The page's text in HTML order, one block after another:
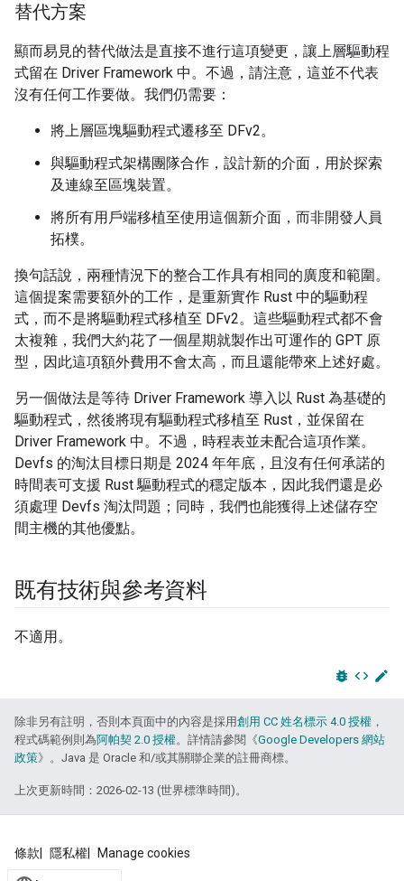
替代方案
顯而易見的替代做法是直接不進行這項變更，讓上層驅動程
式留在 Driver Framework 中。不過，請注意，這並不代表
沒有任何工作要做。我們仍需要：
將上層區塊驅動程式遷移至 DFv2。
與驅動程式架構團隊合作，設計新的介面，用於探索
及連線至區塊裝置。
將所有用戶端移植至使用這個新介面，而非開發人員
拓樸。
換句話說，兩種情況下的整合工作具有相同的廣度和範圍。
這個提案需要額外的工作，是重新實作 Rust 中的驅動程
式，而不是將驅動程式移植至 DFv2。這些驅動程式都不會
太複雜，我們大約花了一個星期就製作出可運作的 GPT 原
型，因此這項額外費用不會太高，而且還能帶來上述好處。
另一個做法是等待 Driver Framework 導入以 Rust 為基礎的
驅動程式，然後將現有驅動程式移植至 Rust，並保留在
Driver Framework 中。不過，時程表並未配合這項作業。
Devfs 的淘汰目標日期是 2024 年年底，且沒有任何承諾的
時間表可支援 Rust 驅動程式的穩定版本，因此我們還是必
須處理 Devfs 淘汰問題；同時，我們也能獲得上述儲存空
間主機的其他優點。
既有技術與參考資料
不適用。
bug_report code edit
除非另有註明，否則本頁面中的內容是採用創用 CC 姓名標示 4.0 授權 ，
程式碼範例則為阿帕契 2.0 授權。詳情請參閱《Google Developers 網站
政策》。Java 是 Oracle 和/或其關聯企業的註冊商標。
上次更新時間：2026-02-13 (世界標準時間)。
條款 隱私權 Manage cookies